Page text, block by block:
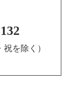
を除く）